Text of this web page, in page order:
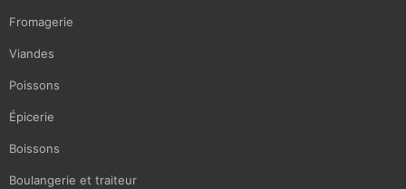
Fromagerie
Viandes
Poissons
Épicerie
Boissons
Boulangerie et traiteur